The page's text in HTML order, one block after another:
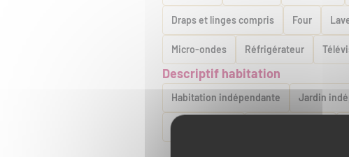
Draps et linges compris Four
Micro-ondes Réfrigérateur
Descriptif habitation
Habitation indépendante Jardin
Salon de jardin